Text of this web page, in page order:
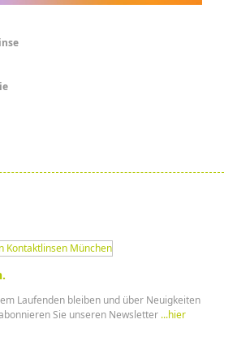
Laufenden bleiben und über Neuigkeiten
Sie unseren Newsletter ...hier